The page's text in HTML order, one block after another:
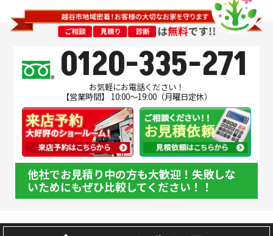
0120-335-271
お気軽にお電話ください！
【営業時間】 10:00～19:00（月曜日定休）
他社でお見積り中の方も大歓迎！失敗しな
いためにもぜひ比較してください！！